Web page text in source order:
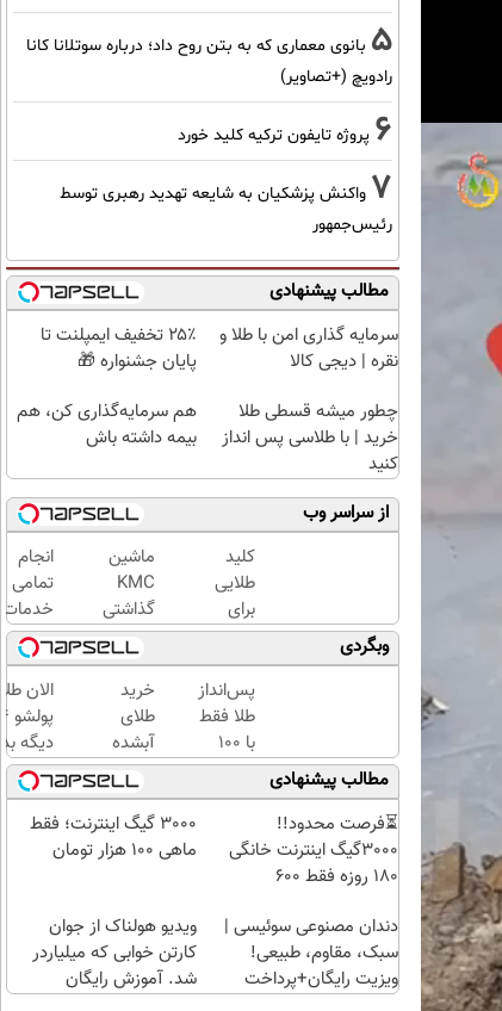
5 بانوی معماری که به بتن روح داد؛ درباره سوتلانا کانا
رادویچ (+تصاویر)
6 پروژه تایفون ترکیه کلید خورد
7 واکنش پزشکیان به شایعه تهدید رهبری توسط
رئیس‌جمهور
مطالب پیشنهادی
سرمایه گذاری امن با طلا و
نقره | دیجی کالا
۲۵٪ تخفیف ایمپلنت تا
پایان جشنواره 🎁
چطور میشه قسطی طلا
خرید | با طلاسی پس انداز
کنید
هم سرمایه‌گذاری کن، هم
بیمه داشته باش
از سراسر وب
کلید
طلایی
برای
سوزاندن
چربی
های
مزاحم
بدن(60%تخفیف
تا
امشب)
ماشین
KMC
گذاشتی
برای
فروش
؟ اینجا
سریع و
راحت
بفروش
انجام
تمامی
خدمات
در محل
با یدک
دات
وبگردی
پس‌انداز
طلا فقط
با ۱۰۰
هزارتومان
(امن و
خرید
طلای
آبشده
حتی با
۱۰۰هزارتومان
الان
دیگه
طلا با
بی‌بهره
مطالب پیشنهادی
⏳فرصت محدود!!
3000گیگ اینترنت خانگی
180 روزه فقط 600
3000 گیگ اینترنت؛ فقط
ماهی 100 هزار تومان
دندان مصنوعی سوئیسی |
سبک، مقاوم، طبیعی!
ویزیت رایگان+پرداخت
ویدیو هولناک از جوان
کارتن خوابی که میلیاردر
شد. آموزش رایگان